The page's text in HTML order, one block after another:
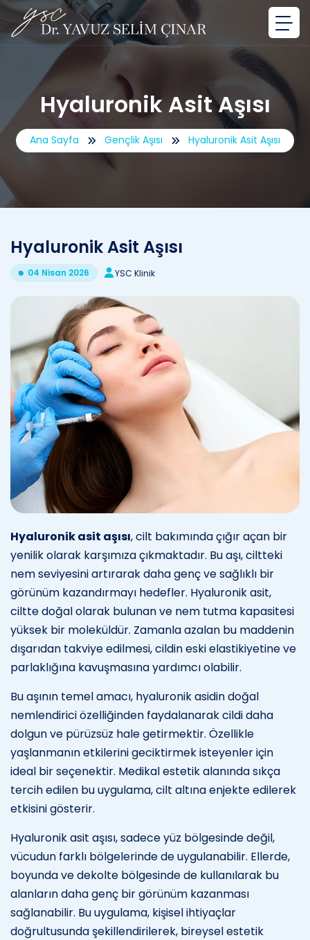
Hyaluronik Asit Aşısı
Ana Sayfa Gençlik Aşısı Hyaluronik Asit Aşısı
Hyaluronik Asit Aşısı
04 Nisan 2026 YSC Klinik
Hyaluronik asit aşısı, cilt bakımında çığır açan bir
yenilik olarak karşımıza çıkmaktadır. Bu aşı, ciltteki
nem seviyesini artırarak daha genç ve sağlıklı bir
görünüm kazandırmayı hedefler. Hyaluronik asit,
ciltte doğal olarak bulunan ve nem tutma kapasitesi
yüksek bir moleküldür. Zamanla azalan bu maddenin
dışarıdan takviye edilmesi, cildin eski elastikiyetine ve
parlaklığına kavuşmasına yardımcı olabilir.
Bu aşının temel amacı, hyaluronik asidin doğal
nemlendirici özelliğinden faydalanarak cildi daha
dolgun ve pürüzsüz hale getirmektir. Özellikle
yaşlanmanın etkilerini geciktirmek isteyenler için
ideal bir seçenektir. Medikal estetik alanında sıkça
tercih edilen bu uygulama, cilt altına enjekte edilerek
etkisini gösterir.
Hyaluronik asit aşısı, sadece yüz bölgesinde değil,
vücudun farklı bölgelerinde de uygulanabilir. Ellerde,
boyunda ve dekolte bölgesinde de kullanılarak bu
alanların daha genç bir görünüm kazanması
sağlanabilir. Bu uygulama, kişisel ihtiyaçlar
doğrultusunda şekillendirilerek, bireysel estetik